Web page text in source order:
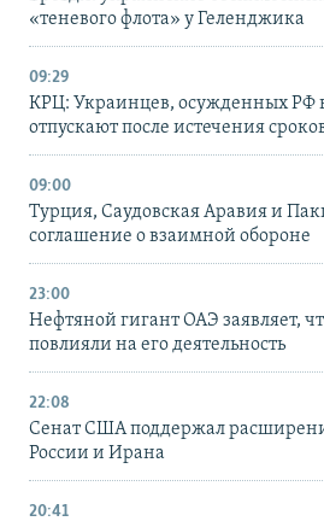
«теневого флота» у Геленджика
09:29
КРЦ: Украинцев, осужденных РФ
отпускают после истечения
09:00
Турция, Саудовская Аравия и
соглашение о взаимной обороне
23:00
Нефтяной гигант ОАЭ заявляет,
повлияли на его деятельность
22:08
Сенат США поддержал
России и Ирана
20:41